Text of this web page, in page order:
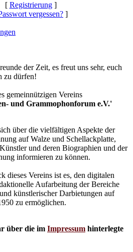
[ Registrierung]
vergessen? ]
der Zeit, es freut uns sehr, euch
zu dürfen!
gemeinnützigen Vereins
und Grammophonforum e.V.'
über die vielfältigen Aspekte der
auf Walze und Schellackplatte,
und deren Biographien und der
informieren zu können.
dieses Vereins ist es, den digitalen
Aufarbeitung der Bereiche
künstlerischer Darbietungen auf
zu ermöglichen.
über die im Impressum hinterlegte